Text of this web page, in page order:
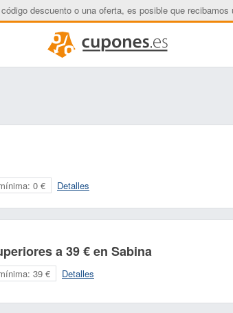
descuento o una oferta, es posible que recibamos
0 € Detalles
a 39 € en Sabina
39 € Detalles